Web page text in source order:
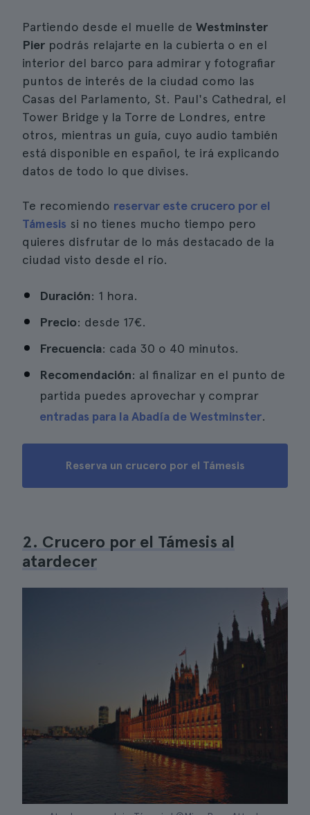
Partiendo desde el muelle de Westminster
Pier podrás relajarte en la cubierta o en el
interior del barco para admirar y fotografiar
puntos de interés de la ciudad como las
Casas del Parlamento, St. Paul's Cathedral, el
Tower Bridge y la Torre de Londres, entre
otros, mientras un guía, cuyo audio también
está disponible en español, te irá explicando
datos de todo lo que divises.
Te recomiendo reservar este crucero por el
Támesis si no tienes mucho tiempo pero
quieres disfrutar de lo más destacado de la
ciudad visto desde el río.
Duración: 1 hora.
Precio: desde 17€.
Frecuencia: cada 30 o 40 minutos.
Recomendación: al finalizar en el punto de
partida puedes aprovechar y comprar
entradas para la Abadía de Westminster.
Reserva un crucero por el Támesis
2. Crucero por el Támesis al
atardecer